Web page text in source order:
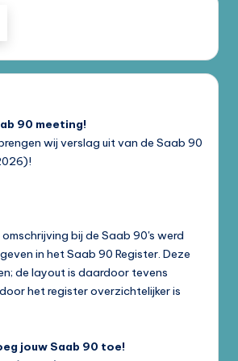
90 meeting!
wij verslag uit van de Saab 90
bij de Saab 90's werd
in het Saab 90 Register. Deze
de layout is daardoor tevens
het register overzichtelijker is
jouw Saab 90 toe!